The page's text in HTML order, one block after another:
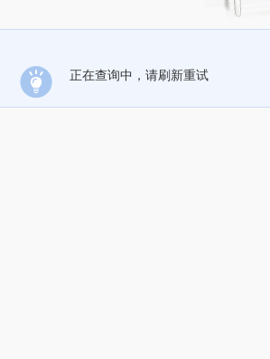
正在查询中，请刷新重试